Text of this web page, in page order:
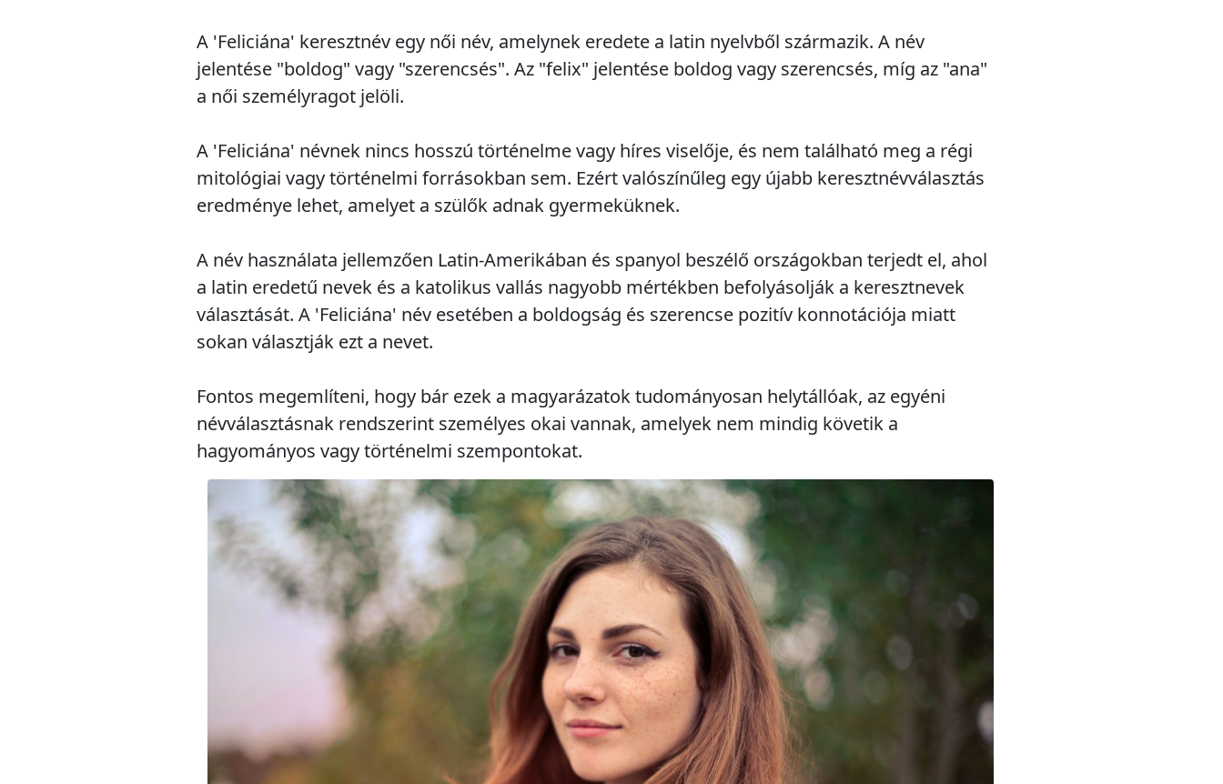
A 'Feliciána' keresztnév egy női név, amelynek eredete a latin nyelvből származik. A név
jelentése "boldog" vagy "szerencsés". Az "felix" jelentése boldog vagy szerencsés, míg az "ana"
a női személyragot jelöli.
A 'Feliciána' névnek nincs hosszú történelme vagy híres viselője, és nem található meg a régi
mitológiai vagy történelmi forrásokban sem. Ezért valószínűleg egy újabb keresztnévválasztás
eredménye lehet, amelyet a szülők adnak gyermeküknek.
A név használata jellemzően Latin-Amerikában és spanyol beszélő országokban terjedt el, ahol
a latin eredetű nevek és a katolikus vallás nagyobb mértékben befolyásolják a keresztnevek
választását. A 'Feliciána' név esetében a boldogság és szerencse pozitív konnotációja miatt
sokan választják ezt a nevet.
Fontos megemlíteni, hogy bár ezek a magyarázatok tudományosan helytállóak, az egyéni
névválasztásnak rendszerint személyes okai vannak, amelyek nem mindig követik a
hagyományos vagy történelmi szempontokat.